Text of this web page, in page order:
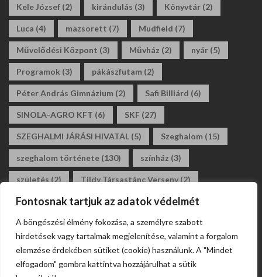
Fontosnak tartjuk az adatok védelmét
A böngészési élmény fokozása, a személyre szabott
hirdetések vagy tartalmak megjelenítése, valamint a forgalom
elemzése érdekében sütiket (cookie) használunk. A "Mindet
elfogadom" gombra kattintva hozzájárulhat a sütik
Kele József (2) kirándulás (3) Könyvtár (2)
Luca (4) mazsorett (7) Mudfield (7)
Művelődési Központ (3) Művház (2) nyár (5)
Programok (3) pákászfutam (2)
Péter András Gimnázium (2) Safi Billiárd (6)
SINOLA-AGRO KFT (6) SKF (27)
SZEGHALMI JÁRÁSI HIVATAL (5) Szeghalom (15)
szeghalom története (130) színház (3)
születés(2) Tildy Társastánc Verseny(2)
tildy zoltán általános iskola(3) tánc(2)
társastánc(2) állásajánlat (2) álláshirdetés